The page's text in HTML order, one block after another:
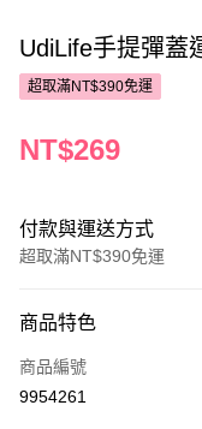
UdiLife手提彈蓋
超取滿NT$390免運
NT$269
付款與運送方式
超取滿NT$390免運
POYA支付
信用卡一次付款
商品特色
商品編號
9954261